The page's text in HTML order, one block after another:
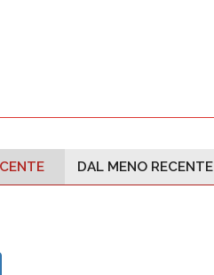
DAL MENO RECENTE